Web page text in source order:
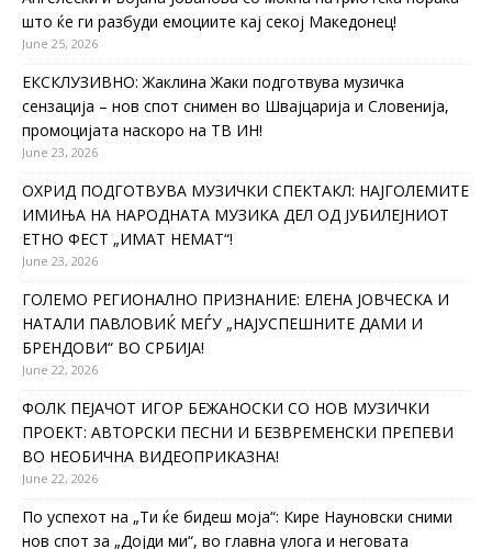
што ќе ги разбуди емоциите кај секој Македонец!
June 25, 2026
ЕКСКЛУЗИВНО: Жаклина Жаки подготвува музичка
сензација – нов спот снимен во Швајцарија и Словенија,
промоцијата наскоро на ТВ ИН!
June 23, 2026
ОХРИД ПОДГОТВУВА МУЗИЧКИ СПЕКТАКЛ: НАЈГОЛЕМИТЕ
ИМИЊА НА НАРОДНАТА МУЗИКА ДЕЛ ОД ЈУБИЛЕЈНИОТ
ЕТНО ФЕСТ „ИМАТ НЕМАТ“!
June 23, 2026
ГОЛЕМО РЕГИОНАЛНО ПРИЗНАНИЕ: ЕЛЕНА ЈОВЧЕСКА И
НАТАЛИ ПАВЛОВИЌ МЕЃУ „НАЈУСПЕШНИТЕ ДАМИ И
БРЕНДОВИ“ ВО СРБИЈА!
June 22, 2026
ФОЛК ПЕЈАЧОТ ИГОР БЕЖАНОСКИ СО НОВ МУЗИЧКИ
ПРОЕКТ: АВТОРСКИ ПЕСНИ И БЕЗВРЕМЕНСКИ ПРЕПЕВИ
ВО НЕОБИЧНА ВИДЕОПРИКАЗНА!
June 22, 2026
По успехот на „Ти ќе бидеш моја“: Кире Науновски сними
нов спот за „Дојди ми“, во главна улога и неговата